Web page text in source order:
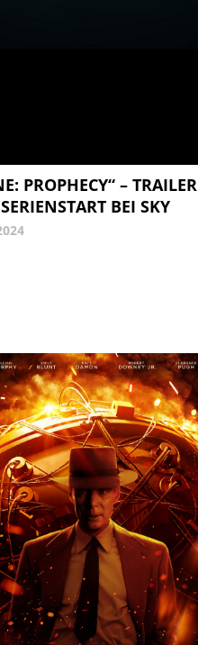
PROPHECY“ – TRAILER
BEI SKY